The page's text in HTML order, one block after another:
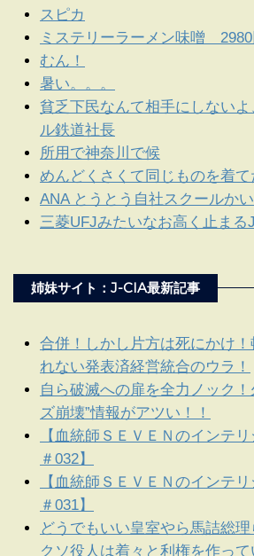
スピカ
ミステリーラーメン味噌 2980
むん！
暑い。。。
貧乏下民なんて相手にしない
ル鉄道社長
所用で神奈川で候
めんどくさくて同じものを着て
ANA とうとう自社スクールかい
三菱UFJみたいなお高く止まる
姉妹サイト：J-CIA最新記事
合併！しかし片方は死にかけ
れない発表済経営統合のウラ！
自ら破滅への扉を全力ノック！
ズ崩壊”情報がアツい！！
【血統師ＳＥＶＥＮのインテ
＃032】
【血統師ＳＥＶＥＮのインテ
＃031】
どうでもいい皇室やら馬詰総
クソ役人は着々と利権を作って